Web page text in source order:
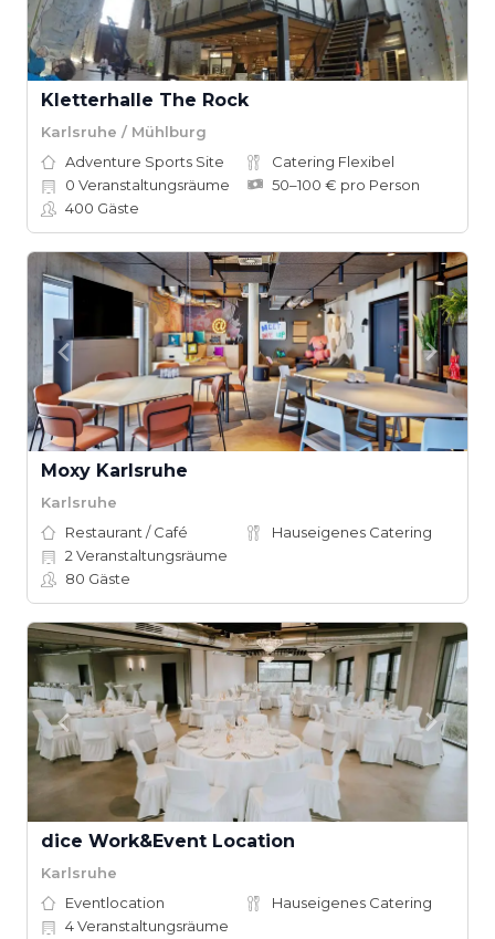
Kletterhalle The Rock
Karlsruhe / Mühlburg
Adventure Sports Site
Catering Flexibel
0 Veranstaltungsräume
50–100 € pro Person
400 Gäste
Moxy Karlsruhe
Karlsruhe
Restaurant / Café
Hauseigenes Catering
2 Veranstaltungsräume
80 Gäste
dice Work&Event Location
Karlsruhe
Eventlocation
Hauseigenes Catering
4Veranstaltungsräume